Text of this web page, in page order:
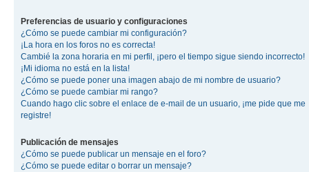
Preferencias de usuario y configuraciones
¿Cómo se puede cambiar mi configuración?
¡La hora en los foros no es correcta!
Cambié la zona horaria en mi perfil, ¡pero el tiempo sigue siendo incorrecto!
¡Mi idioma no está en la lista!
¿Cómo se puede poner una imagen abajo de mi nombre de usuario?
¿Cómo se puede cambiar mi rango?
Cuando hago clic sobre el enlace de e-mail de un usuario, ¡me pide que me
registre!
Publicación de mensajes
¿Cómo se puede publicar un mensaje en el foro?
¿Cómo se puede editar o borrar un mensaje?